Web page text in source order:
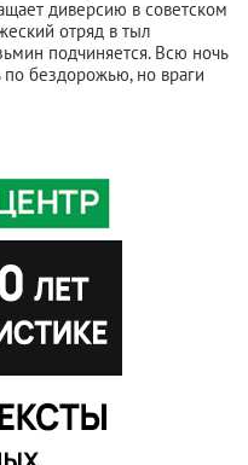
диверсию в советском
отряд в тыл
подчиняется. Всю ночь
по бездорожью, но враги